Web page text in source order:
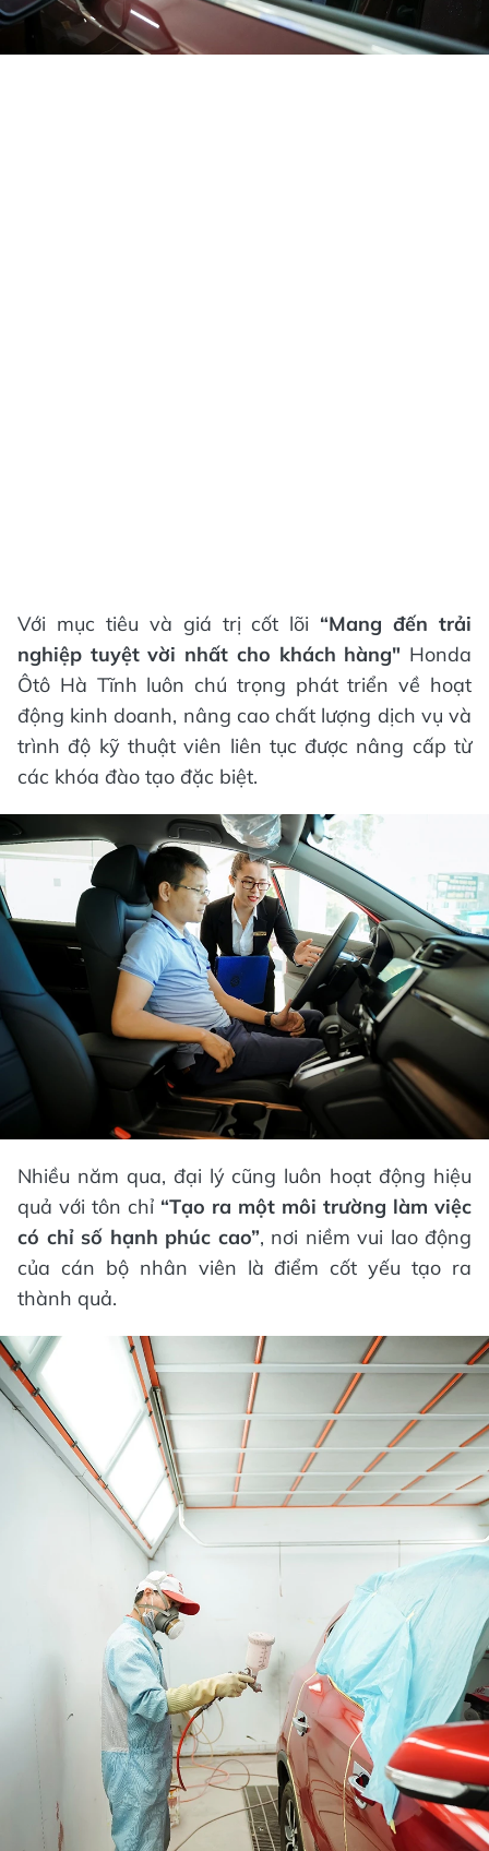
Với mục tiêu và giá trị cốt lõi “Mang đến trải
nghiệp tuyệt vời nhất cho khách hàng" Honda
Ôtô Hà Tĩnh luôn chú trọng phát triển về hoạt
động kinh doanh, nâng cao chất lượng dịch vụ và
trình độ kỹ thuật viên liên tục được nâng cấp từ
các khóa đào tạo đặc biệt.
Nhiều năm qua, đại lý cũng luôn hoạt động hiệu
quả với tôn chỉ “Tạo ra một môi trường làm việc
có chỉ số hạnh phúc cao”, nơi niềm vui lao động
của cán bộ nhân viên là điểm cốt yếu tạo ra
thành quả.